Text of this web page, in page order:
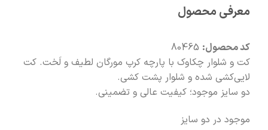
معرفی محصول
کد محصول: 80465
کت و شلوار چکاوک با پارچه کرپ مورگان لطیف و لَخت. کت
لایی‌کشی شده و شلوار پشت کشی.
دو سایز موجود؛ کیفیت عالی و تضمینی.
موجود در دو سایز